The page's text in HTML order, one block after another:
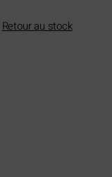
Retour au stock